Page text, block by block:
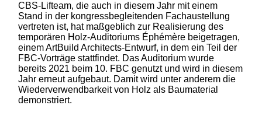
CBS-Lifteam, die auch in diesem Jahr mit einem
Stand in der kongressbegleitenden Fachaustellung
vertreten ist, hat maßgeblich zur Realisierung des
temporären Holz-Auditoriums Éphémère beigetragen,
einem ArtBuild Architects-Entwurf, in dem ein Teil der
FBC-Vorträge stattfindet. Das Auditorium wurde
bereits 2021 beim 10. FBC genutzt und wird in diesem
Jahr erneut aufgebaut. Damit wird unter anderem die
Wiederverwendbarkeit von Holz als Baumaterial
demonstriert.